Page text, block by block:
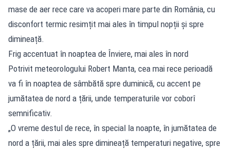
mase de aer rece care va acoperi mare parte din România, cu
disconfort termic resimțit mai ales în timpul nopții și spre
dimineață.
Frig accentuat în noaptea de Înviere, mai ales în nord
Potrivit meteorologului Robert Manta, cea mai rece perioadă
va fi în noaptea de sâmbătă spre duminică, cu accent pe
jumătatea de nord a țării, unde temperaturile vor coborî
semnificativ.
„O vreme destul de rece, în special la noapte, în jumătatea de
nord a țării, mai ales spre dimineață temperaturi negative, spre